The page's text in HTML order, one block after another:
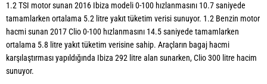
1.2 TSI motor sunan 2016 Ibiza modeli 0-100 hızlanmasını 10.7 saniyede
tamamlarken ortalama 5.2 litre yakıt tüketim verisi sunuyor. 1.2 Benzin motor
hacmi sunan 2017 Clio 0-100 hızlanmasını 14.5 saniyede tamamlarken
ortalama 5.8 litre yakıt tüketim verisine sahip. Araçların bagaj hacmi
karşılaştırması yapıldığında Ibiza 292 litre alan sunarken, Clio 300 litre hacim
sunuyor.